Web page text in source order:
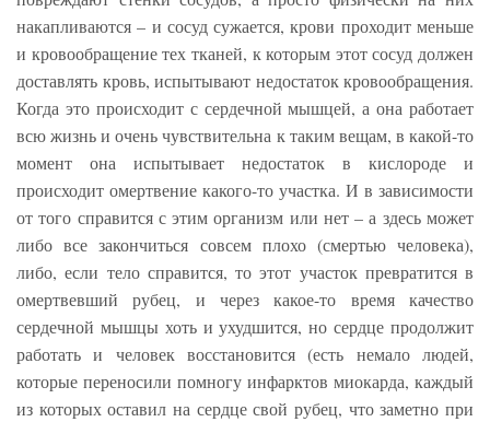
накапливаются – и сосуд сужается, крови проходит меньше
и кровообращение тех тканей, к которым этот сосуд должен
доставлять кровь, испытывают недостаток кровообращения.
Когда это происходит с сердечной мышцей, а она работает
всю жизнь и очень чувствительна к таким вещам, в какой-то
момент она испытывает недостаток в кислороде и
происходит омертвение какого-то участка. И в зависимости
от того справится с этим организм или нет – а здесь может
либо все закончиться совсем плохо (смертью человека),
либо, если тело справится, то этот участок превратится в
омертвевший рубец, и через какое-то время качество
сердечной мышцы хоть и ухудшится, но сердце продолжит
работать и человек восстановится (есть немало людей,
которые переносили помногу инфарктов миокарда, каждый
из которых оставил на сердце свой рубец, что заметно при